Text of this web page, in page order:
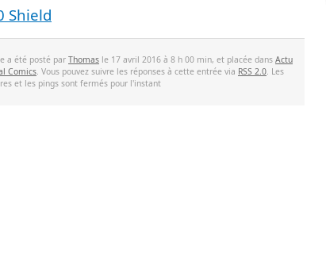
Shield
a été posté par Thomas le 17 avril 2016 à 8 h 00 min, et placée dans Actu
Comics. Vous pouvez suivre les réponses à cette entrée via RSS 2.0. Les
et les pings sont fermés pour l'instant